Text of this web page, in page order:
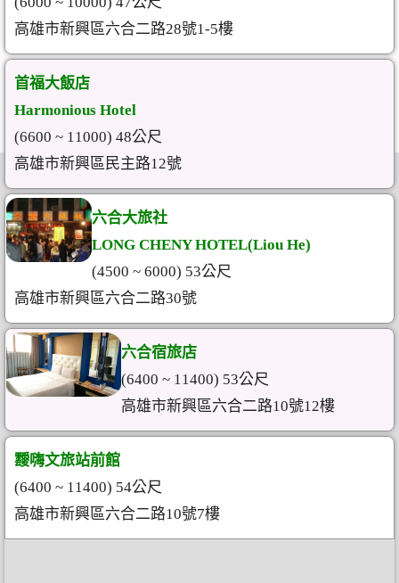
高雄市新興區六合二路28號1-5樓
首福大飯店
Harmonious Hotel
(6600 ~ 11000) 48公尺
高雄市新興區民主路12號
六合大旅社
LONG CHENY HOTEL(Liou He)
(4500 ~ 6000) 53公尺
高雄市新興區六合二路30號
六合宿旅店
(6400 ~ 11400) 53公尺
高雄市新興區六合二路10號12樓
靉嗨文旅站前館
(6400 ~ 11400) 54公尺
高雄市新興區六合二路10號7樓